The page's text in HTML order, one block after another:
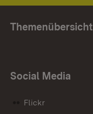
Themenübersicht
Social Media
Flickr